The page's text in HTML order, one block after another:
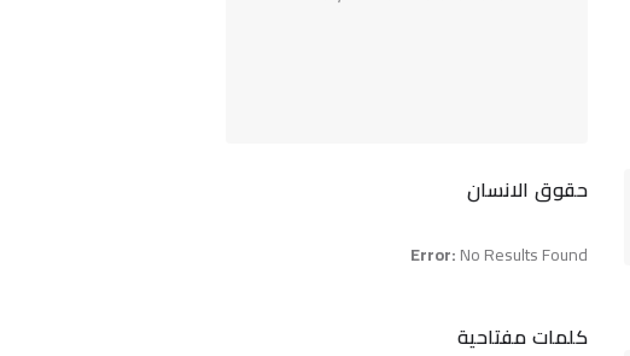
حقوق الانسان
Error:No Results Found
كلمات مفتاحية